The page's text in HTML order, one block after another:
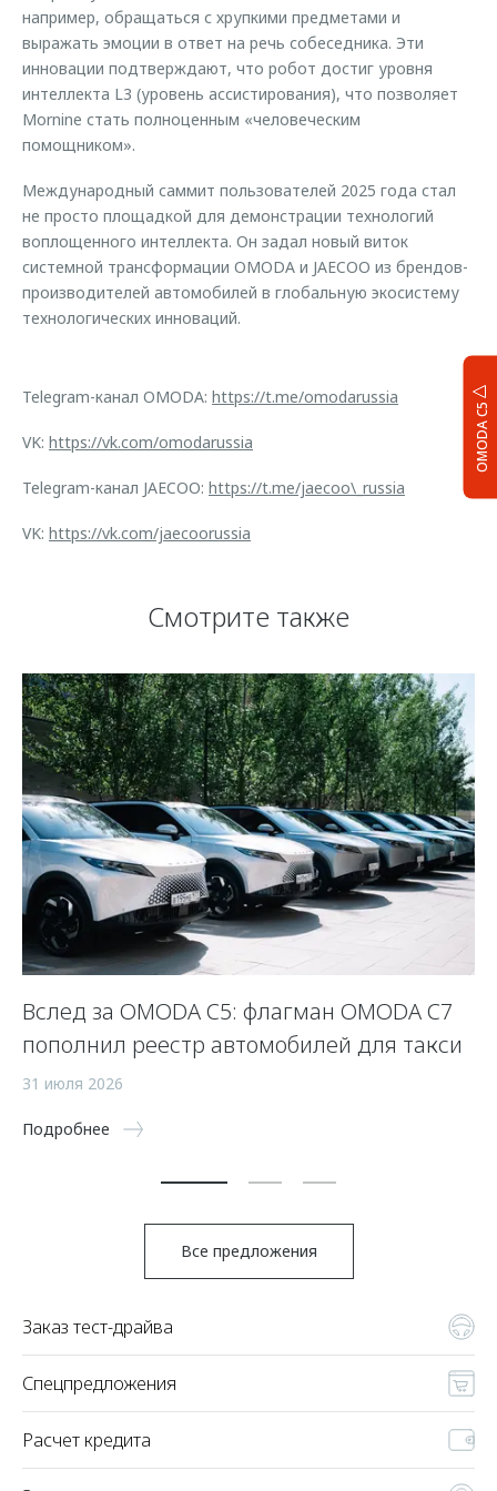
OMODA C5
например, обращаться с хрупкими предметами и
выражать эмоции в ответ на речь собеседника. Эти
инновации подтверждают, что робот достиг уровня
интеллекта L3 (уровень ассистирования), что позволяет
Mornine стать полноценным «человеческим
помощником».
Международный саммит пользователей 2025 года стал
не просто площадкой для демонстрации технологий
воплощенного интеллекта. Он задал новый виток
системной трансформации OMODA и JAECOO из брендов-
производителей автомобилей в глобальную экосистему
технологических инноваций.
Telegram-канал OMODA: https://t.me/omodarussia
VK: https://vk.com/omodarussia
Telegram-канал JAECOO: https://t.me/jaecoo\_russia
VK: https://vk.com/jaecoorussia
Смотрите также
Вслед за OMODA C5: флагман OMODA C7
пополнил реестр автомобилей для такси
31 июля 2026
Подробнее
Все предложения
Заказ тест-драйва
Спецпредложения
Расчет кредита